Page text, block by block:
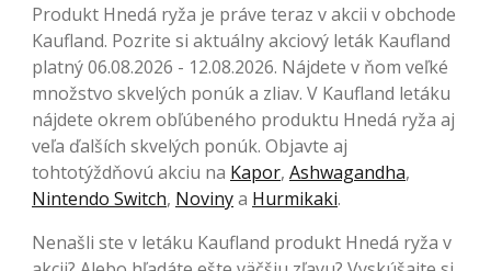
Produkt Hnedá ryža je práve teraz v akcii v obchode
Kaufland. Pozrite si aktuálny akciový leták Kaufland
platný 06.08.2026 - 12.08.2026. Nájdete v ňom veľké
množstvo skvelých ponúk a zliav. V Kaufland letáku
nájdete okrem obľúbeného produktu Hnedá ryža aj
veľa ďalších skvelých ponúk. Objavte aj
tohtotýždňovú akciu na Kapor, Ashwagandha,
Nintendo Switch, Novinya Hurmikaki.
Nenašli ste v letáku Kaufland produkt Hnedá ryža v